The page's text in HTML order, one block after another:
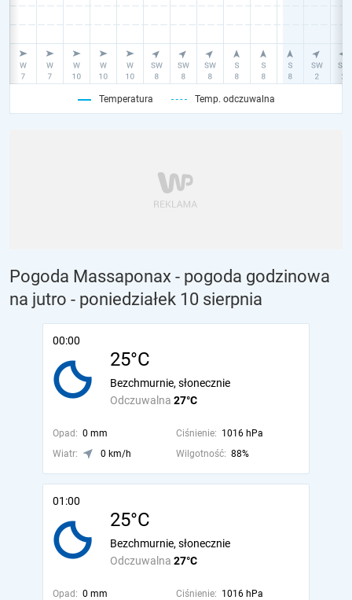
Temperatura Temp. odczuwalna
Pogoda Massaponax - pogoda godzinowa
na jutro - poniedziałek 10 sierpnia
00:00
25°C
Odczuwalna 27°C
Bezchmurnie, słonecznie
Opad: 0 mm Ciśnienie: 1016 hPa
Wiatr:
0 km/h Wilgotność: 88%
01:00
25°C
Odczuwalna 27°C
Bezchmurnie, słonecznie
Opad: 0 mm Ciśnienie: 1016 hPa